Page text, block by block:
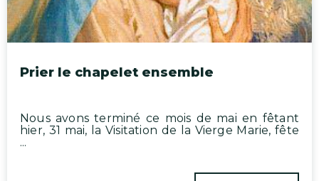
Prier le chapelet ensemble
Nous avons terminé ce mois de mai en fêtant
hier, 31 mai, la Visitation de la Vierge Marie, fête
...